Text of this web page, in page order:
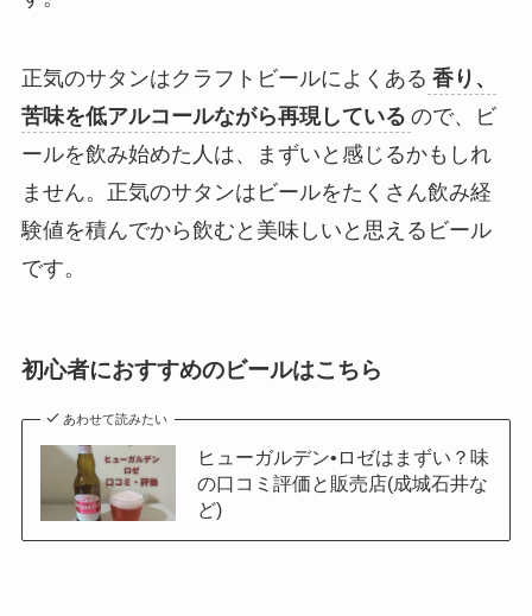
正気のサタンはクラフトビールによくある 香り、
苦味を低アルコールながら再現している ので、ビ
ールを飲み始めた人は、まずいと感じるかもしれ
ません。正気のサタンはビールをたくさん飲み経
験値を積んでから飲むと美味しいと思えるビール
です。
初心者におすすめのビールはこちら
あわせて読みたい
ヒューガルデン•ロゼはまずい？味
の口コミ評価と販売店(成城石井な
ど)